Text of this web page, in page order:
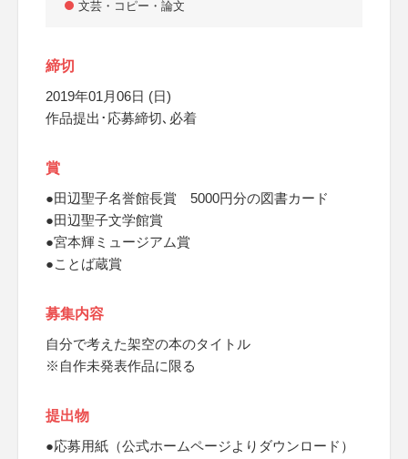
文芸・コピー・論文
締切
2019年01月06日 (日)
作品提出･応募締切､必着
賞
●田辺聖子名誉館長賞 5000円分の図書カード
●田辺聖子文学館賞
●宮本輝ミュージアム賞
●ことば蔵賞
募集内容
自分で考えた架空の本のタイトル
※自作未発表作品に限る
提出物
●応募用紙（公式ホームページよりダウンロード）